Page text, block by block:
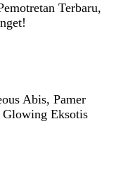
Terbaru,
Abis, Pamer
Eksotis